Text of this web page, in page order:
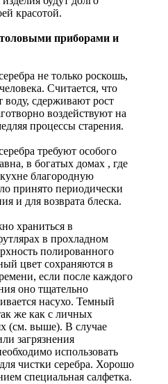
красотой.
приборами и
не только роскошь,
Считается, что
воду, сдерживают рост
воздействуют на
процессы старения.
требуют особого
в богатых домах , где
благородную
принято периодически
и для возврата блеска.
храниться в
в прохладном
полированного
цвет сохраняются в
если после каждого
оно тщательно
насухо. Темный
же как с личных
(см. выше). В случае
загрязнения
использовать
чистки серебра. Хорошо
специальная салфетка.